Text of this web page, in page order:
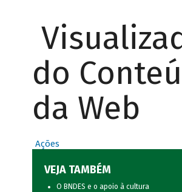
do
da Web
Ações
VEJA TAMBÉM
O BNDES e o apoio à cultura